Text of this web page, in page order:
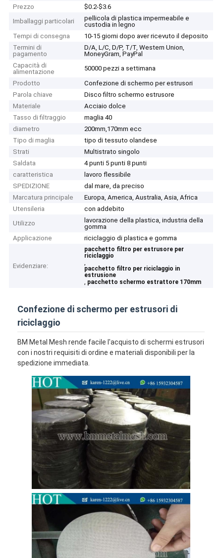
Prezzo
$0.2-$3.6
Imballaggi particolari
pellicola di plastica impermeabile e
custodia in legno
Tempi di consegna
10-15 giorni dopo aver ricevuto il deposito
Termini di
pagamento
D/A, L/C, D/P, T/T, Western Union,
MoneyGram, PayPal
Capacità di
alimentazione
50000 pezzi a settimana
Prodotto
Confezione di schermo per estrusori
Parola chiave
Disco filtro schermo estrusore
Materiale
Acciaio dolce
Tasso di filtraggio
maglia 40
diametro
200mm,170mm ecc
Tipo di maglia
tipo di tessuto olandese
Strati
Multistrato singolo
Saldata
4 punti 5 punti 8 punti
caratteristica
lavoro flessibile
SPEDIZIONE
dal mare, da preciso
Marcatura principale
Europa, America, Australia, Asia, Africa
Utensileria
con addebito
Utilizzo
lavorazione della plastica, industria della
gomma
Applicazione
riciclaggio di plastica e gomma
Evidenziare:
pacchetto filtro per estrusore per
riciclaggio
,
pacchetto filtro per riciclaggio in
estrusione
, pacchetto schermo estrattore 170mm
Confezione di schermo per estrusori di
riciclaggio
BM Metal Mesh rende facile l'acquisto di schermi estrusori
con i nostri requisiti di ordine e materiali disponibili per la
spedizione immediata.